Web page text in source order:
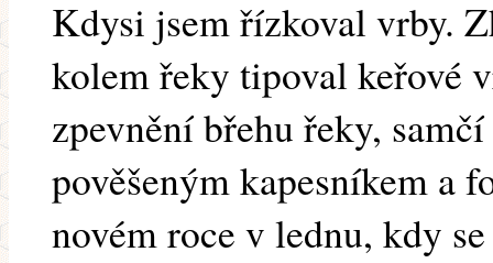
Kdysi jsem řízkoval vrby.
kolem řeky tipoval keřové
zpevnění břehu řeky,
pověšeným kapesníkem a
novém roce v lednu, kdy